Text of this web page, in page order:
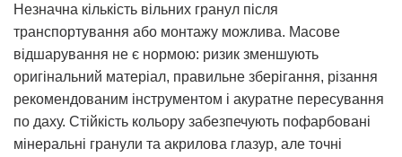
Незначна кількість вільних гранул після
транспортування або монтажу можлива. Масове
відшарування не є нормою: ризик зменшують
оригінальний матеріал, правильне зберігання, різання
рекомендованим інструментом і акуратне пересування
по даху. Стійкість кольору забезпечують пофарбовані
мінеральні гранули та акрилова глазур, але точні